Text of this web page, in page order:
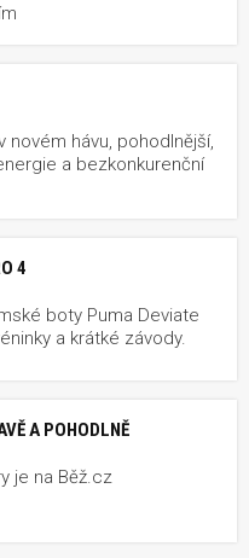
novém hávu, pohodlnější,
a bezkonkurenční
4
boty Puma Deviate
a krátké závody.
A POHODLNĚ
je na Běž.cz